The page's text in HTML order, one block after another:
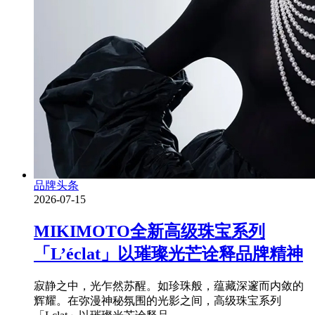
品牌头条
2026-07-15
MIKIMOTO全新高级珠宝系列
「L’éclat」以璀璨光芒诠释品牌精神
寂静之中，光乍然苏醒。如珍珠般，蕴藏深邃而内敛的
辉耀。在弥漫神秘氛围的光影之间，高级珠宝系列